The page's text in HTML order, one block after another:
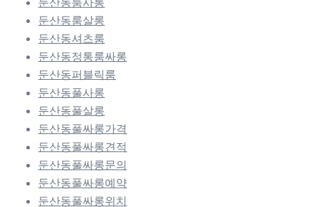
둔산동룸살롱
둔산동셔츠룸
둔산동정통룸싸롱
둔산동퍼블릭룸
둔산동풀사롱
둔산동풀살롱
둔산동풀싸롱가격
둔산동풀싸롱견적
둔산동풀싸롱문의
둔산동풀싸롱예약
둔산동풀싸롱위치